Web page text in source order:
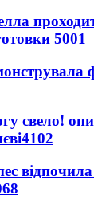
5001
свело!
4102
відпочила